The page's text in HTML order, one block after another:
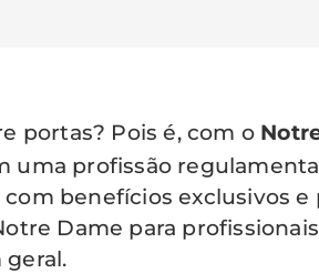
portas? Pois é, com o
uma profissão
benefícios exclusivos
Dame para
geral.